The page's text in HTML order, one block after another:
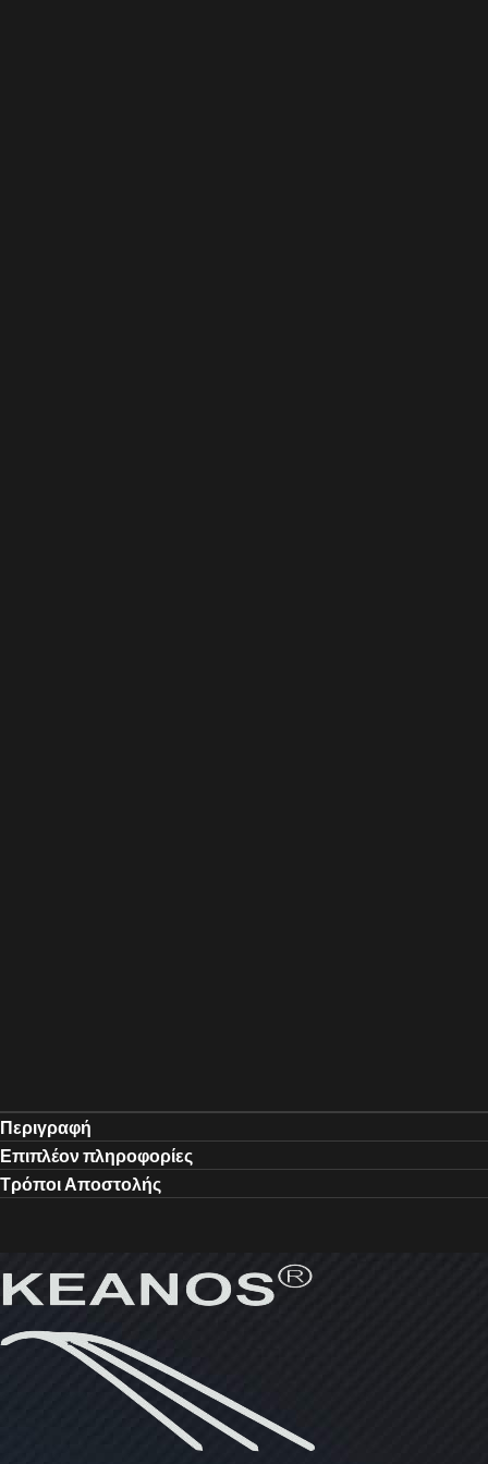
Περιγραφή
Επιπλέον πληροφορίες
Τρόποι Αποστολής